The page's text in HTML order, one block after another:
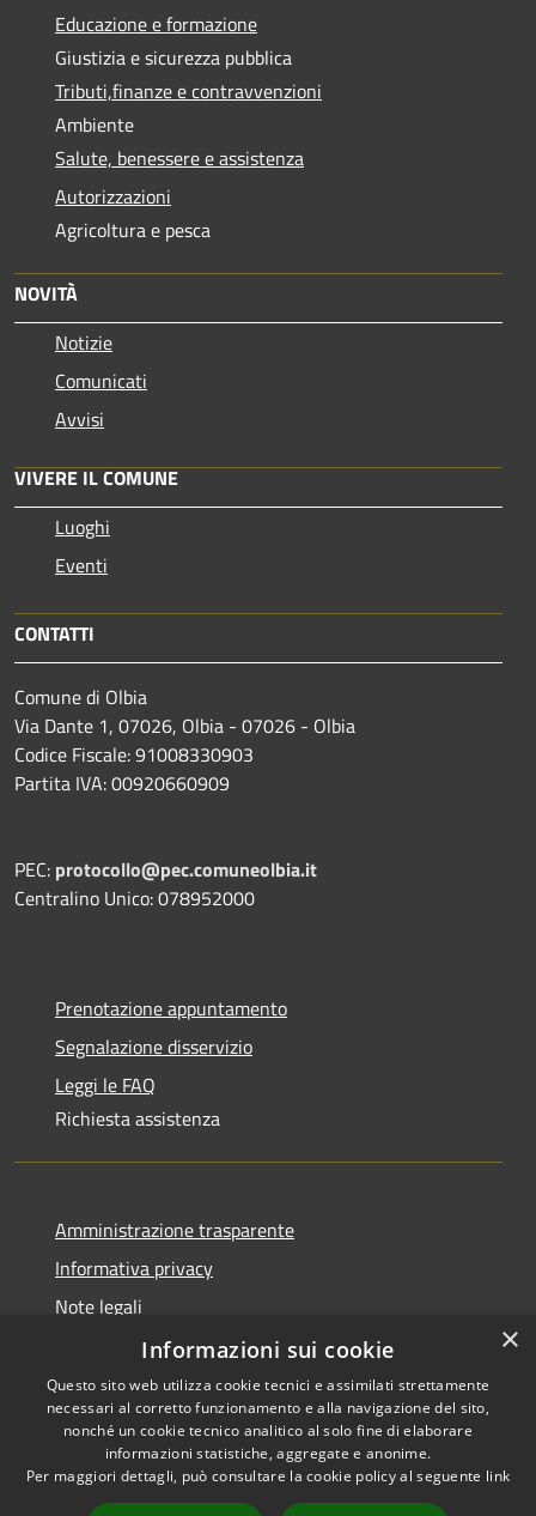
Educazione e formazione
Giustizia e sicurezza pubblica
Tributi,finanze e contravvenzioni
Ambiente
Salute, benessere e assistenza
Autorizzazioni
Agricoltura e pesca
NOVITÀ
Notizie
Comunicati
Avvisi
VIVERE IL COMUNE
Luoghi
Eventi
CONTATTI
Comune di Olbia
Via Dante 1, 07026, Olbia - 07026 - Olbia
Codice Fiscale: 91008330903
Partita IVA: 00920660909
PEC: protocollo@pec.comuneolbia.it
Centralino Unico: 078952000
Prenotazione appuntamento
Segnalazione disservizio
Leggi le FAQ
Richiesta assistenza
Amministrazione trasparente
Informativa privacy
Note legali
Dichiarazione di accessibilità
RSS
Accessibilità
Copyright © 2026 • Comune di
×
Informazioni sui cookie
Questo sito web utilizza cookie tecnici e assimilati strettamente
necessari al corretto funzionamento e alla navigazione del sito,
nonché un cookie tecnico analitico al solo fine di elaborare
informazioni statistiche, aggregate e anonime.
Per maggiori dettagli, può consultare la cookie policy al seguente link